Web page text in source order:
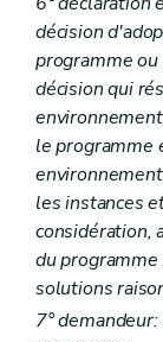
Titre II
Art.
Titre III
Art.
Art.
Art.
Titre IV
Art.
Art.
Art.
Art.
Art.
Art.
Titre V
décision
programme
décision qui
le programme
les instances
considération,
du
solutions
7°